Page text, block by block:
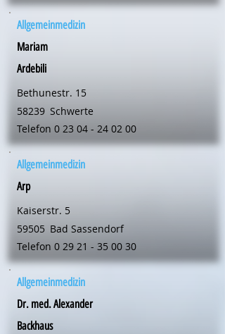
Allgemeinmedizin
Mariam
Ardebili
Bethunestr. 15
58239 Schwerte
Telefon 0 23 04 - 24 02 00
Allgemeinmedizin
Arp
Kaiserstr. 5
59505 Bad Sassendorf
Telefon 0 29 21 - 35 00 30
Allgemeinmedizin
Dr. med. Alexander
Backhaus